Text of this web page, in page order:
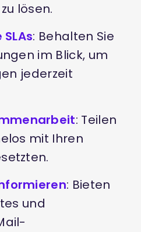
lösen.
: Behalten Sie
im Blick, um
jederzeit
: Teilen
mit Ihren
: Bieten
und